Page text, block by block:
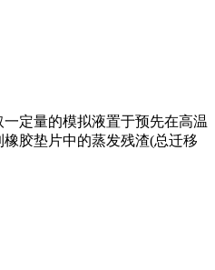
定量的模拟液置于预先在高温
胶垫片中的蒸发残渣(总迁移